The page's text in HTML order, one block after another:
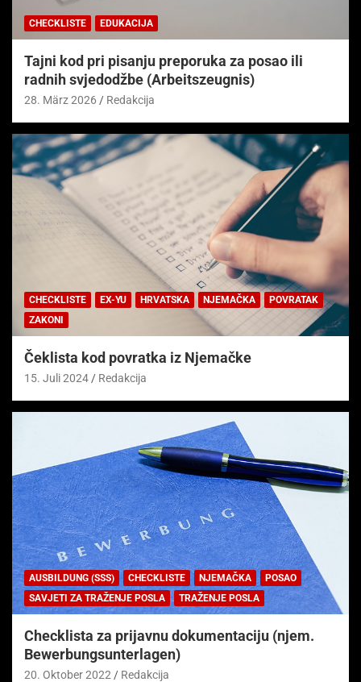
CHECKLISTE EDUKACIJA
Tajni kod pri pisanju preporuka za posao ili
radnih svjedodžbe (Arbeitszeugnis)
28. März 2026 Redakcija
CHECKLISTE EX-YU HRVATSKA NJEMAČKA
POVRATAK
ZAKONI
Čeklista kod povratka iz Njemačke
15. Juli 2024 Redakcija
AUSBILDUNG (SSS) CHECKLISTE NJEMAČKA
POSAO
SAVJETI ZA TRAŽENJE POSLA
TRAŽENJE POSLA
Checklista za prijavnu dokumentaciju (njem.
Bewerbungsunterlagen)
20. Oktober 2022 Redakcija